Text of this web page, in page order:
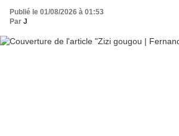
Publié le 01/08/2026 à 01:53
Par J